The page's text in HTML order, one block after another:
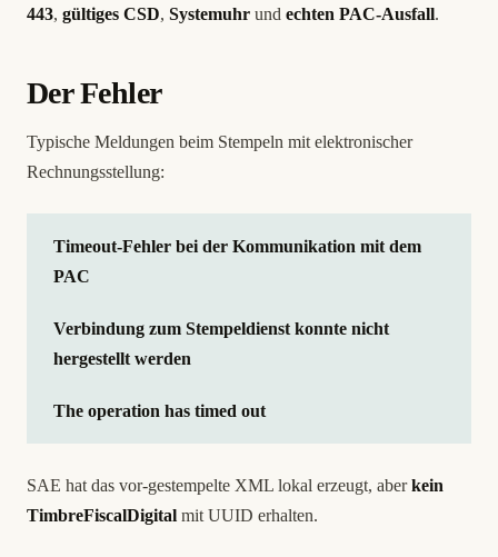
443, gültiges CSD, Systemuhr und echten PAC-Ausfall.
Der Fehler
Typische Meldungen beim Stempeln mit elektronischer
Rechnungsstellung:
Timeout-Fehler bei der Kommunikation mit dem
PAC
Verbindung zum Stempeldienst konnte nicht
hergestellt werden
The operation has timed out
SAE hat das vor-gestempelte XML lokal erzeugt, aberkein
TimbreFiscalDigital mit UUID erhalten.